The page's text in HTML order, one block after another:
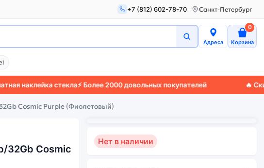
+7 (812) 602-78-70 Санкт-Петербург
Адреса Корзина
0
стекла⚡ Более 2000 довольных покупателей 🔥 Скидки до
Cosmic Purple (Фиолетовый)
32Gb Cosmic
Нет в наличии